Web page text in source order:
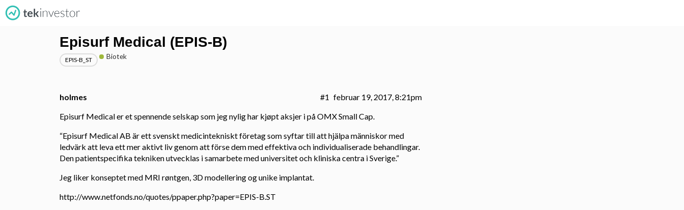
Episurf Medical (EPIS-B)
Biotek
EPIS-B_ST
holmes februar 19, 2017, 8:21pm
#1
Episurf Medical er et spennende selskap som jeg nylig har kjøpt aksjer i på OMX Small Cap.
“Episurf Medical AB är ett svenskt medicintekniskt företag som syftar till att hjälpa människor med
ledvärk att leva ett mer aktivt liv genom att förse dem med effektiva och individualiserade behandlingar.
Den patientspecifika tekniken utvecklas i samarbete med universitet och kliniska centra i Sverige.”
Jeg liker konseptet med MRI røntgen, 3D modellering og unike implantat.
http://www.netfonds.no/quotes/ppaper.php?paper=EPIS-B.ST